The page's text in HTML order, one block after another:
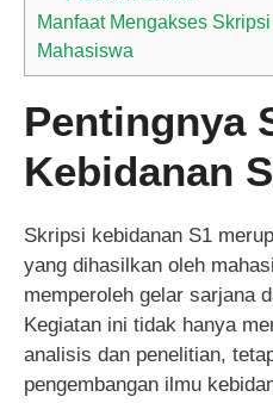
Manfaat Mengakses
Mahasiswa
Pentingnya
Kebidanan
Skripsi kebidanan S1
yang dihasilkan oleh
memperoleh gelar sarjana
Kegiatan ini tidak hanya
analisis dan penelitian,
pengembangan ilmu